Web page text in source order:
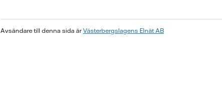
Avsändare till denna sida ärVästerbergslagens Elnät AB